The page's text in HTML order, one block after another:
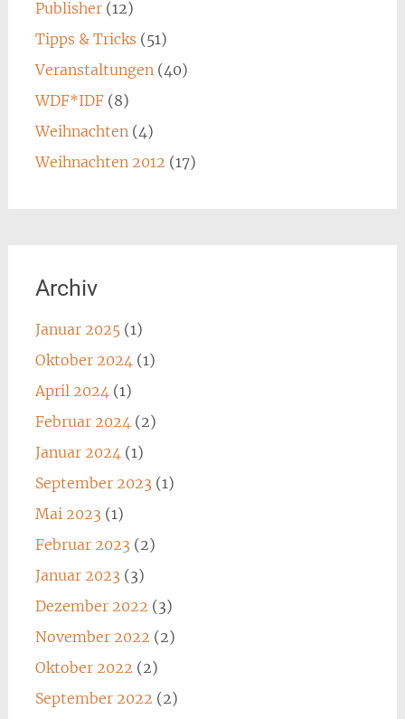
Publisher(12)
Tipps & Tricks (51)
Veranstaltungen(40)
WDF*IDF(8)
Weihnachten(4)
Weihnachten 2012 (17)
Archiv
Januar 2025(1)
Oktober 2024(1)
April 2024(1)
Februar 2024(2)
Januar 2024(1)
September 2023 (1)
Mai 2023 (1)
Februar 2023 (2)
Januar 2023 (3)
Dezember 2022 (3)
November 2022 (2)
Oktober 2022 (2)
September 2022 (2)